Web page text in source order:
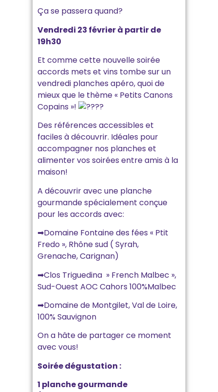
Çase passera quand?
Vendredi 23 février à partir de
19h30
Et comme cette nouvelle soirée
accords mets et vins tombe sur un
vendredi planches apéro, quoi de
mieux que le thème « Petits Canons
Copains »!
Des références accessibles et
faciles à découvrir. Idéales pour
accompagner nos planches et
alimenter vos soirées entre amis à la
maison!
A découvrir avec une planche
gourmande spécialement conçue
pour les accords avec:
➡Domaine Fontaine des fées « Ptit
Fredo », Rhône sud ( Syrah,
Grenache, Carignan)
➡Clos Triguedina » French Malbec »,
Sud-Ouest AOC Cahors 100%Malbec
➡Domaine de Montgilet, Val de Loire,
100% Sauvignon
On a hâte de partager ce moment
avec vous!
Soirée dégustation :
1 planche gourmande